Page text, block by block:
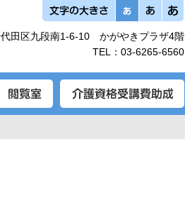
田区九段南1-6-10 かがやきプラザ4階
TEL： 03-6265-6560